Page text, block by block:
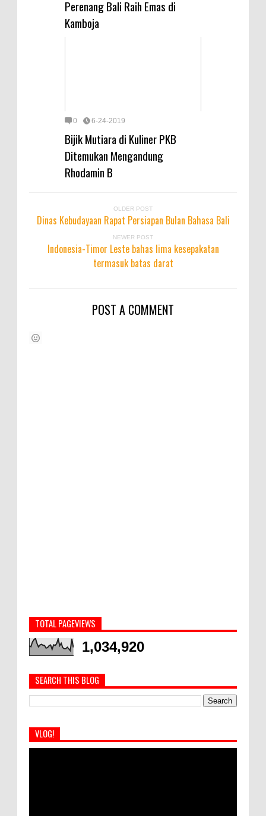
Perenang Bali Raih Emas di
Kamboja
0 6-24-2019
Bijik Mutiara di Kuliner PKB
Ditemukan Mengandung
Rhodamin B
OLDER POST
Dinas Kebudayaan Rapat Persiapan Bulan Bahasa Bali
NEWER POST
Indonesia-Timor Leste bahas lima kesepakatan
termasuk batas darat
POST A COMMENT
TOTAL PAGEVIEWS
1,034,920
SEARCH THIS BLOG
VLOG!